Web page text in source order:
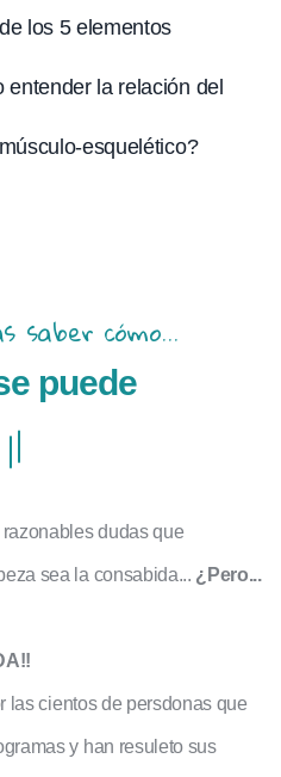
los 5 elementos
entender la relación del
esquelético?
saber cómo...
puede
dudas que
sea la consabida... ¿Pero...
las cientos de persdonas que
y han resuleto sus